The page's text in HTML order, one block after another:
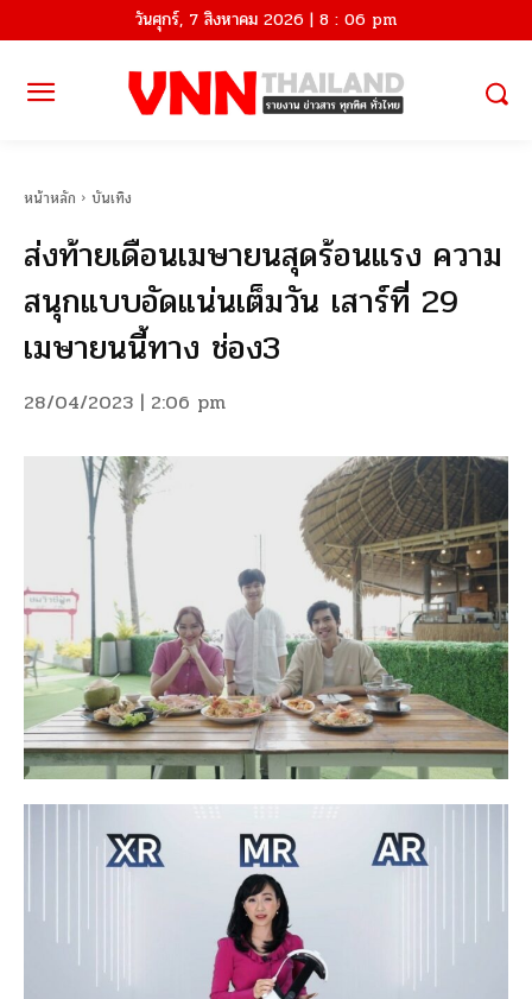
วันศุกร์, 7 สิงหาคม 2026 | 8 : 06 pm
หน้าหลัก บันเทิง
ส่งท้ายเดือนเมษายนสุดร้อนแรง ความ
สนุกแบบอัดแน่นเต็มวัน เสาร์ที่ 29
เมษายนนี้ทาง ช่อง3
28/04/2023 | 2:06 pm